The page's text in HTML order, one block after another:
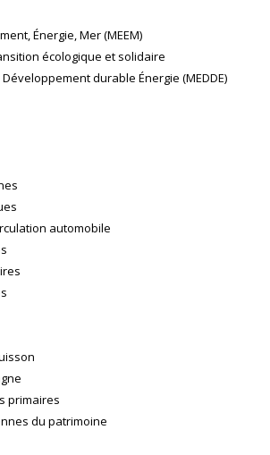
Énergie, Mer (MEEM)
écologique et solidaire
durable Énergie (MEDDE)
automobile
primaires
du patrimoine